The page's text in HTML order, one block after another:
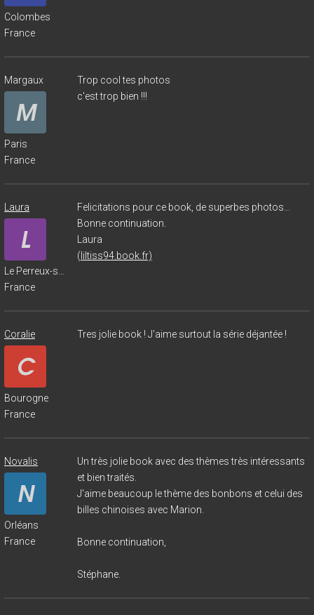
Colombes
France
Margaux
Paris
France
Trop cool tes photos
c'est trop bien !!!
Laura
France
Felicitations pour ce book, de superbes photos...
Bonne continuation.
Laura
(liltiss94.book.fr)
Coralie
Bourogne
France
Tres jolie book ! J'aime surtout la série déjantée !
Novalis
Orléans
France
Un très jolie book avec des thèmes très intéressants
et bien traités.
J'aime beaucoup le thème des bonbons et celui des
billes chinoises avec Marion.
Bonne continuation,
Stéphane.